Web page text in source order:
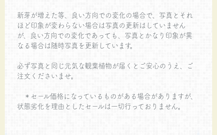
新芽が増えた等、良い方向での変化の場合で、写真とそれ
ほど印象が変わらない場合は写真の更新はしていません
が、良い方向での変化であっても、写真とかなり印象が異
なる場合は随時写真を更新しています。
必ず写真と同じ元気な観葉植物が届くとご安心のうえ、ご
注文くださいませ。
＊セール価格になっているものがある場合がありますが、
状態劣化を理由としたセールは一切行っておりません。